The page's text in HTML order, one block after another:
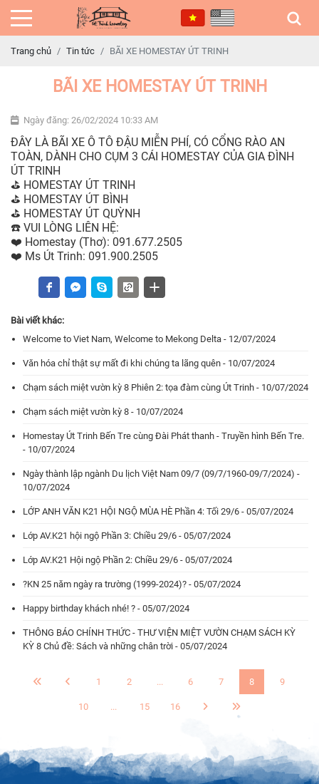
Trang chủ Tin tức BÃI XE HOMESTAY ÚT TRINH
BÃI XE HOMESTAY ÚT TRINH
Ngày đăng: 26/02/2024 10:33 AM
ĐÂY LÀ BÃI XE Ô TÔ ĐẬU MIỄN PHÍ, CÓ CỔNG RÀO AN
TOÀN, DÀNH CHO CỤM 3 CÁI HOMESTAY CỦA GIA ĐÌNH
ÚT TRINH
⛳️ HOMESTAY ÚT TRINH
⛳️ HOMESTAY ÚT BÌNH
⛳️ HOMESTAY ÚT QUỲNH
☎️ VUI LÒNG LIÊN HỆ:
❤️ Homestay (Thơ): 091.677.2505
❤️ Ms Út Trinh: 091.900.2505
Bài viết khác:
Welcome to Viet Nam, Welcome to Mekong Delta - 12/07/2024
Văn hóa chỉ thật sự mất đi khi chúng ta lãng quên - 10/07/2024
Chạm sách miệt vườn kỳ 8 Phiên 2: tọa đàm cùng Út Trinh - 10/07/2024
Chạm sách miệt vườn kỳ 8 - 10/07/2024
Homestay Út Trinh Bến Tre cùng Đài Phát thanh - Truyền hình Bến Tre.
- 10/07/2024
Ngày thành lập ngành Du lịch Việt Nam 09/7 (09/7/1960-09/7/2024) -
10/07/2024
LỚP ANH VĂN K21 HỘI NGỘ MÙA HÈ Phần 4: Tối 29/6 - 05/07/2024
Lớp AV.K21 hội ngộ Phần 3: Chiều 29/6 - 05/07/2024
Lớp AV.K21 Hội ngộ Phần 2: Chiều 29/6 - 05/07/2024
?KN 25 năm ngày ra trường (1999-2024)? - 05/07/2024
Happy birthday khách nhé! ? - 05/07/2024
THÔNG BÁO CHÍNH THỨC - THƯ VIỆN MIỆT VƯỜN CHẠM SÁCH KỲ
KỲ 8 Chủ đề: Sách và những chân trời - 05/07/2024
1 2 ... 6 7 8 9
10 ... 15 16